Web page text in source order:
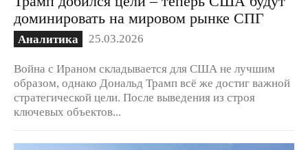
доминировать на мировом рынке СПГ
Аналитика 25.03.2026
Война с Ираном складывается для США не лучшим
образом, однако Дональд Трамп всё же достиг важной
стратегической цели. После выведения из строя
ключевых объектов...